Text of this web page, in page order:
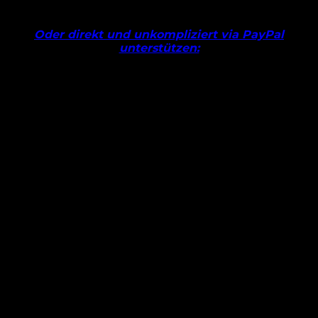
Oder direkt und unkompliziert via PayPal
unterstützen: